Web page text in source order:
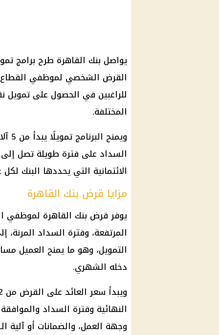
يواصل بنك القاهرة طرح برامج
القرض الشخصي لموظفي القطاع
للراغبين في الحصول على تمويل
المختلفة.
الائتمانية التي يحددها البنك
مزايا قرض بنك القاهرة
يوفر قرض بنك القاهرة لموظفي
المرتفعة، وفترة السداد
التمويل، وهو ما يمنح العميل
دخله الشهري.
النهائية وفترة السداد
وجهة العمل، والضمانات أو آلية